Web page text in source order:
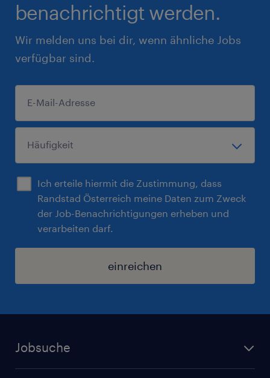
benachrichtigt werden.
Wir melden uns bei dir, wenn ähnliche Jobs
verfügbar sind.
Ich erteile hiermit die Zustimmung, dass
Randstad Österreich meine Daten zum Zweck
der Job-Benachrichtigungen erheben und
verarbeiten darf.
einreichen
Jobsuche